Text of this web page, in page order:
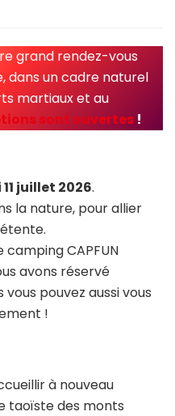
grand rendez-vous
dans un cadre naturel
martiaux et au
sont ouvertes !
juillet 2026.
la nature, pour allier
camping CAPFUN
avons réservé
pouvez aussi vous
!
à nouveau
taoïste des monts